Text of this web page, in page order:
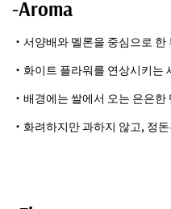
-Aroma
・서양배와 멜론을 중심으로
・화이트 플라워를 연상시키는
・배경에는 쌀에서 오는 은은
・화려하지만 과하지 않고, 정